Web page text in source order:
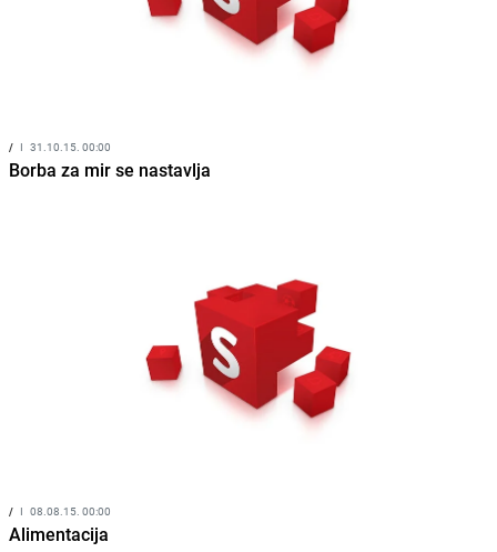
/ I 31.10.15. 00:00
Borba za mir se nastavlja
/ I 08.08.15. 00:00
Alimentacija